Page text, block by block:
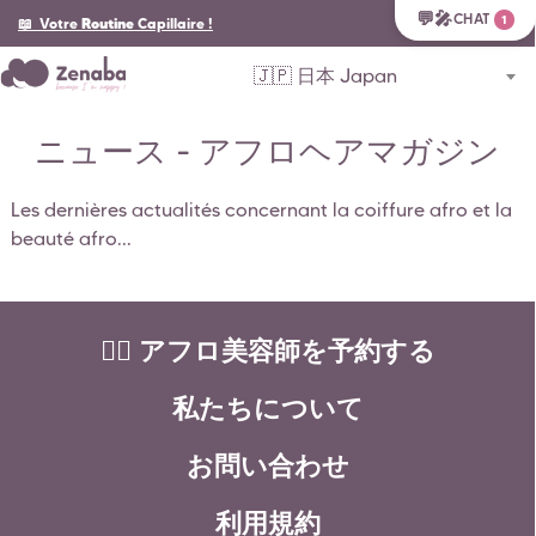
📖 Votre Routine Capillaire !
🇯🇵 日本 Japan
ニュース - アフロヘアマガジン
Les dernières actualités concernant la coiffure afro et la
beauté afro...
💬🎤CHAT 1
💇‍♀️ アフロ美容師を予約する
私たちについて
お問い合わせ
利用規約